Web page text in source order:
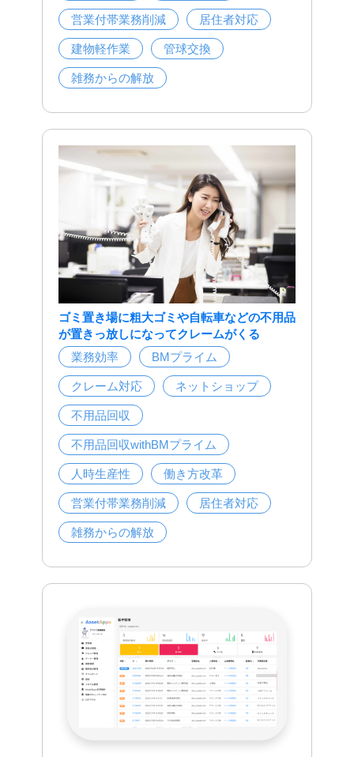
営業付帯業務削減 居住者対応
建物軽作業 管球交換
雑務からの解放
ゴミ置き場に粗大ゴミや自転車などの不用品
が置きっ放しになってクレームがくる
業務効率
BMプライム
クレーム対応 ネットショップ
不用品回収
不用品回収withBMプライム
人時生産性 働き方改革
営業付帯業務削減 居住者対応
雑務からの解放